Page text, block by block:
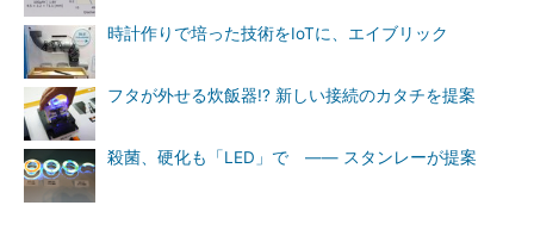
時計作りで培った技術をIoTに、エイブリック
フタが外せる炊飯器!? 新しい接続のカタチを提案
殺菌、硬化も「LED」で ―― スタンレーが提案